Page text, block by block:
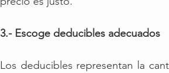
3.- Escoge deducibles adecuados
Los deducibles representan la